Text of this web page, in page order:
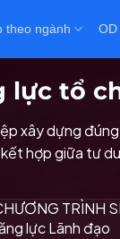
theo ngành OD
lực tổ
xây dựng
hợp giữa tư
TRÌNH
lực Lãnh đạo